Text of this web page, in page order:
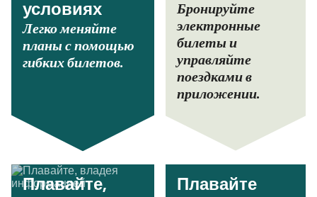
условиях
Легко меняйте
планы с помощью
гибких билетов.
Бронируйте
электронные
билеты и
управляйте
поездками в
приложении.
Плавайте,
Плавайте